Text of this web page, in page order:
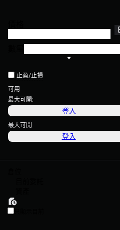
止盈/止損
可用
最大可開:
登入
最大可開:
登入